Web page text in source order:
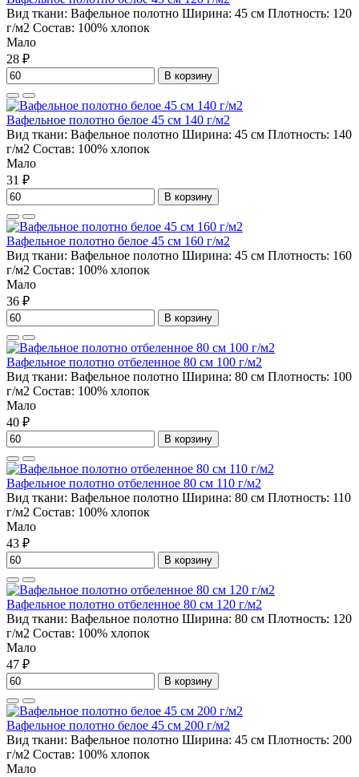
Вид ткани: Вафельное полотно Ширина: 45 см Плотность: 120
г/м2 Состав: 100% хлопок
Мало
28 ₽
В корзину
Вафельное полотно белое 45 см 140 г/м2
Вид ткани: Вафельное полотно Ширина: 45 см Плотность: 140
г/м2 Состав: 100% хлопок
Мало
31 ₽
В корзину
Вафельное полотно белое 45 см 160 г/м2
Вид ткани: Вафельное полотно Ширина: 45 см Плотность: 160
г/м2 Состав: 100% хлопок
Мало
36 ₽
В корзину
Вафельное полотно отбеленное 80 см 100 г/м2
Вид ткани: Вафельное полотно Ширина: 80 см Плотность: 100
г/м2 Состав: 100% хлопок
Мало
40 ₽
В корзину
Вафельное полотно отбеленное 80 см 110 г/м2
Вид ткани: Вафельное полотно Ширина: 80 см Плотность: 110
г/м2 Состав: 100% хлопок
Мало
43 ₽
В корзину
Вафельное полотно отбеленное 80 см 120 г/м2
Вид ткани: Вафельное полотно Ширина: 80 см Плотность: 120
г/м2 Состав: 100% хлопок
Мало
47 ₽
В корзину
Вафельное полотно белое 45 см 200 г/м2
Вид ткани: Вафельное полотно Ширина: 45 см Плотность: 200
г/м2 Состав: 100% хлопок
Мало